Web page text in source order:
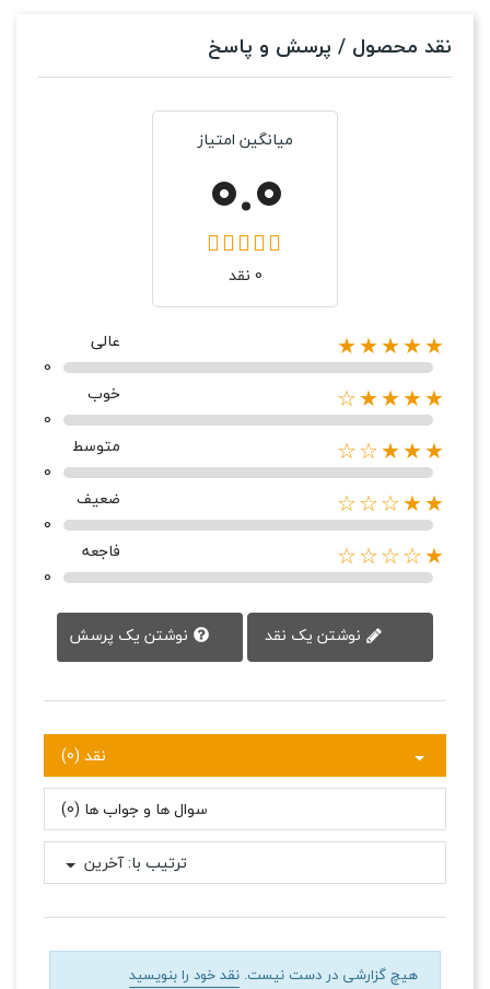
نقد محصول / پرسش و پاسخ
میانگین امتیاز
0.0
0 نقد
★★★★★
عالی
0
★★★★☆
خوب
0
★★★☆☆
متوسط
0
★★☆☆☆
ضعیف
0
★☆☆☆☆
فاجعه
0
نوشتن یک پرسش
نقد (0)
سوال ها و جواب ها (0)
ترتیب با:آخرین
هیچ گزارشی در دست نیست. نقد خود را بنویسید